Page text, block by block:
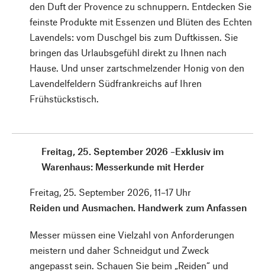
den Duft der ­Provence zu schnuppern. Entdecken Sie
feinste Produkte mit Essenzen und ­Blüten des Echten
Lavendels: vom Duschgel bis zum Duftkissen. Sie
bringen das Urlaubsgefühl direkt zu Ihnen nach
Hause. Und unser zartschmelzender Honig von den
Lavendelfeldern Südfrankreichs auf Ihren
Frühstückstisch.
Freitag, 25. September 2026 –Exklusiv im
Warenhaus: Messerkunde mit Herder
Freitag, 25. September 2026, 11–17 Uhr
Reiden und Ausmachen. Handwerk zum Anfassen
Messer müssen eine Vielzahl von Anforderungen
meistern und daher Schneidgut und Zweck
angepasst sein. Schauen Sie beim „Reiden“ und